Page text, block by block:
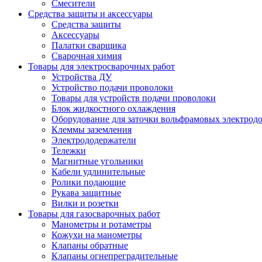
Смесители
Средства защиты и аксессуары
Средства защиты
Аксессуары
Палатки сварщика
Сварочная химия
Товары для электросварочных работ
Устройства ДУ
Устройство подачи проволоки
Товары для устройств подачи проволоки
Блок жидкостного охлаждения
Оборудование для заточки вольфрамовых
Клеммы заземления
Электрододержатели
Тележки
Магнитные угольники
Кабели удлинительные
Ролики подающие
Рукава защитные
Вилки и розетки
Товары для газосварочных работ
Манометры и ротаметры
Кожухи на манометры
Клапаны обратные
Клапаны огнепреградительные